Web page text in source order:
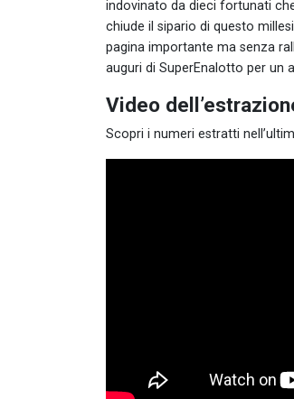
indovinato da dieci fortunati
chiude il sipario di questo
pagina importante ma senza
auguri di SuperEnalotto per un
Video
Scopri i numeri estratti